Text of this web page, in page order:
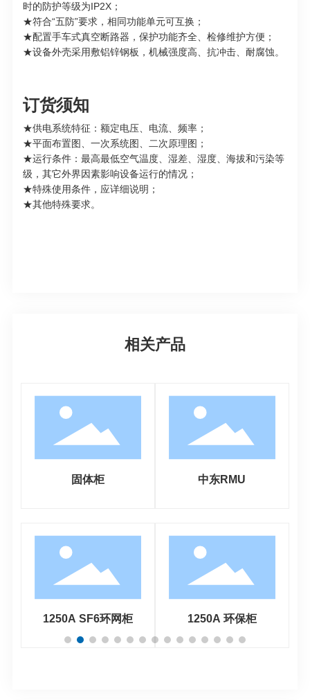
时的防护等级为IP2X；
★符合“五防”要求，相同功能单元可互换；
★配置手车式真空断路器，保护功能齐全、检修维护方便；
★设备外壳采用敷铝锌钢板，机械强度高、抗冲击、耐腐蚀。
订货须知
★供电系统特征：额定电压、电流、频率；
★平面布置图、一次系统图、二次原理图；
★运行条件：最高最低空气温度、湿差、湿度、海拔和污染等
级，其它外界因素影响设备运行的情况；
★特殊使用条件，应详细说明；
★其他特殊要求。
相关产品
固体柜 中东RMU
1250A SF6环网柜 1250A 环保柜